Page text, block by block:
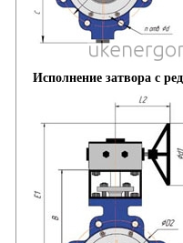
Исполнение затвора с